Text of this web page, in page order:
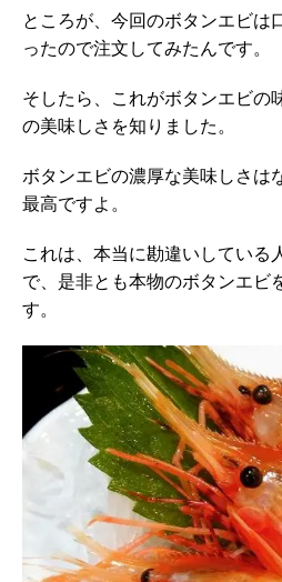
ところが、今回のボタンエビは
ったので注文してみたんです。
そしたら、これがボタンエビの
の美味しさを知りました。
ボタンエビの濃厚な美味しさは
最高ですよ。
これは、本当に勘違いしている
で、是非とも本物のボタンエビ
す。